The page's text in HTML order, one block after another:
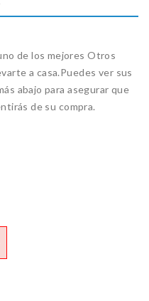
de los mejores Otros
a casa.Puedes ver sus
abajo para asegurar que
de su compra.